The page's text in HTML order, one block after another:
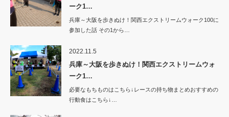
ーク1…
兵庫～大阪を歩きぬけ！関西エクストリームウォーク100に
参加した話 その1から…
2022.11.5
兵庫～大阪を歩きぬけ！関西エクストリームウォ
ーク1…
必要なもちものはこちら↓レースの持ち物まとめおすすめの
行動食はこちら↓…